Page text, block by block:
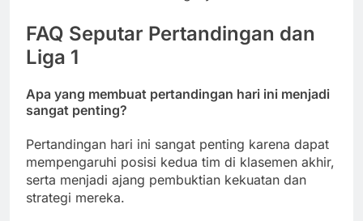
FAQ Seputar Pertandingan dan
Liga 1
Apa yang membuat pertandingan hari ini menjadi
sangat penting?
Pertandingan hari ini sangat penting karena dapat
mempengaruhi posisi kedua tim di klasemen akhir,
serta menjadi ajang pembuktian kekuatan dan
strategi mereka.